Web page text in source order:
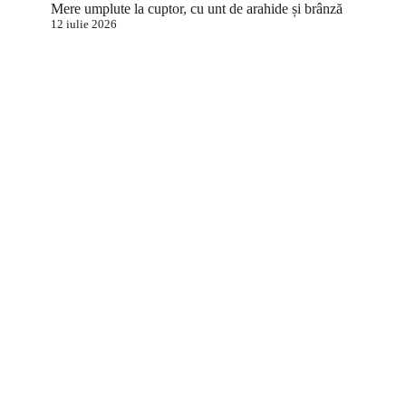
Mere umplute la cuptor, cu unt de arahide și brânză
12 iulie 2026